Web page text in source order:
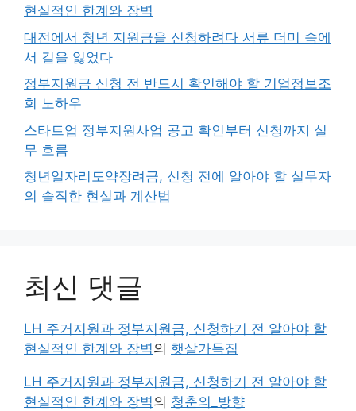
현실적인 한계와 장벽
대전에서 청년 지원금을 신청하려다 서류 더미 속에
서 길을 잃었다
정부지원금 신청 전 반드시 확인해야 할 기업정보조
회 노하우
스타트업 정부지원사업 공고 확인부터 신청까지 실
무 흐름
청년일자리도약장려금, 신청 전에 알아야 할 실무자
의 솔직한 현실과 계산법
최신 댓글
LH 주거지원과 정부지원금, 신청하기 전 알아야 할
현실적인 한계와 장벽의 햇살가득집
LH 주거지원과 정부지원금, 신청하기 전 알아야 할
현실적인 한계와 장벽의 청춘의_방향